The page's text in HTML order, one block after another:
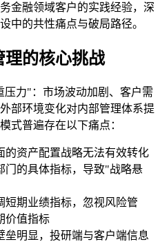
金融领域客户的实践经验，深
中的共性痛点与破局路径。
理的核心挑战
力"：市场波动加剧、客户需
部环境变化对内部管理体系提
式普遍存在以下痛点：
的资产配置战略无法有效转化
门的具体指标，导致"战略悬
短期业绩指标，忽视风险管
价值指标
垒明显，投研端与客户端信息